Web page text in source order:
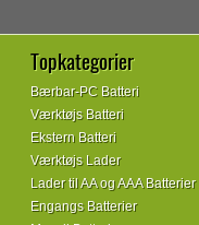
Topkategorier
Bærbar-PC Batteri
Værktøjs Batteri
Ekstern Batteri
Værktøjs Lader
Lader til AA og AAA Batterier
Engangs Batterier